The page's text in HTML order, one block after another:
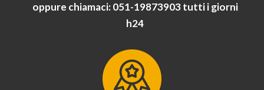
oppure chiamaci: 051-19873903 tutti i giorni
h24